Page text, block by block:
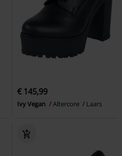
€ 145,99
Ivy Vegan Altercore Laars